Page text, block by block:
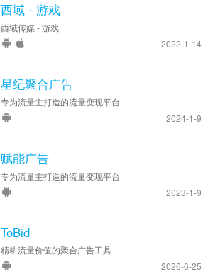
西域 - 游戏
西域传媒 - 游戏
2022-1-
星纪聚合广告
专为流量主打造的流量变现平台
2024-1-
赋能广告
专为流量主打造的流量变现平台
2023-1-
ToBid
精耕流量价值的聚合广告工具
2026-6-